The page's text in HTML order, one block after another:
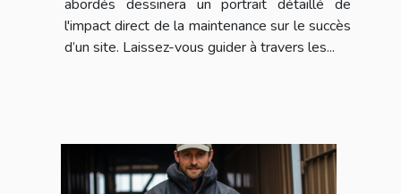
abordés dessinera un portrait détaillé de
l'impact direct de la maintenance sur le succès
d’un site. Laissez-vous guider à travers les...